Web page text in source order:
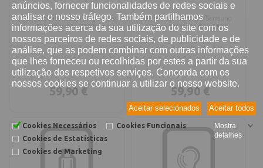
anúncios, fornecer funcionalidades de redes sociais e
analisar o nosso tráfego. Também partilhamos
informações acerca da sua utilização do site com os
nossos parceiros de redes sociais, de publicidade e de
análise, que as podem combinar com outras informações
que lhes forneceu ou recolhidas por estes a partir da sua
utilização dos respetivos serviços. Concorda com os
nossos cookies se continuar a utilizar o nosso website.
Aceitar todos
Aceitar selecionados
Cookies Necessários
Cookies Funcionais
Cookies de Estatísticas
Cookies de Marketing
Mostra
detalhes
Reparação bateria Samsung Galaxy
S20 Ultra (SM-G988)
59,90 €
Reparação microfone Samsung
Galaxy S20 Ultra (SM-G988)
59,90 €